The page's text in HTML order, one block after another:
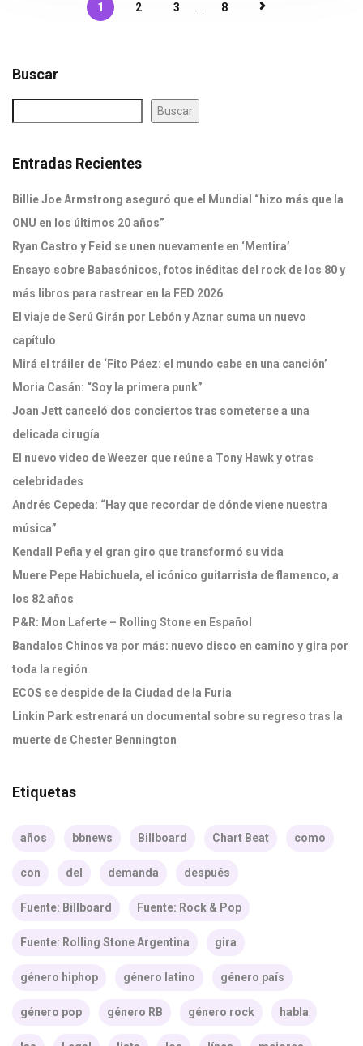
1 2 3 8
Buscar
Buscar
Entradas Recientes
Billie Joe Armstrong aseguró que el Mundial “hizo más que la
ONU en los últimos 20 años”
Ryan Castro y Feid se unen nuevamente en ‘Mentira’
Ensayo sobre Babasónicos, fotos inéditas del rock de los 80 y
más libros para rastrear en la FED 2026
El viaje de Serú Girán por Lebón y Aznar suma un nuevo
capítulo
Mirá el tráiler de ‘Fito Páez: el mundo cabe en una canción’
Moria Casán: “Soy la primera punk”
Joan Jett canceló dos conciertos tras someterse a una
delicada cirugía
El nuevo video de Weezer que reúne a Tony Hawk y otras
celebridades
Andrés Cepeda: “Hay que recordar de dónde viene nuestra
música”
Kendall Peña y el gran giro que transformó su vida
Muere Pepe Habichuela, el icónico guitarrista de flamenco, a
los 82 años
P&R: Mon Laferte – Rolling Stone en Español
Bandalos Chinos va por más: nuevo disco en camino y gira por
toda la región
ECOS se despide de la Ciudad de la Furia
Linkin Park estrenará un documental sobre su regreso tras la
muerte de Chester Bennington
Etiquetas
años bbnews Billboard Chart Beat como
con del demanda después
Fuente: Billboard Fuente: Rock & Pop
Fuente: Rolling Stone Argentina gira
género hiphop género latino género país
género pop género RB género rock habla